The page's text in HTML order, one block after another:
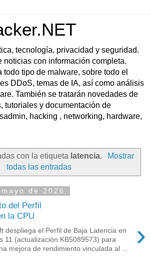
tecnología, privacidad y seguridad.
noticias con información completa.
todo tipo de malware, sobre todo el
DDoS, temas de IA, así como análisis
También se tratarán novedades de
tutoriales y documentación de
hacking , networking, hardware,
con la etiqueta latencia.
Mostrar
todas las entradas
de 2026
del Perfil
la CPU
›
despliega el Perfil de Baja Latencia en
11 (actualización KB5089573) para
mejora de rendimiento vinculada al ...